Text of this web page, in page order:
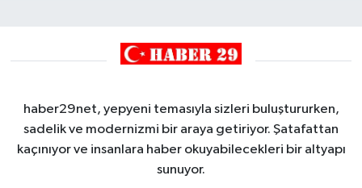
haber29net, yepyeni temasıyla sizleri buluştururken,
sadelik ve modernizmi bir araya getiriyor. Şatafattan
kaçınıyor ve insanlara haber okuyabilecekleri bir altyapı
sunuyor.